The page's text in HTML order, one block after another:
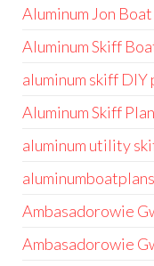
Aluminum Jon
Aluminum Skiff
aluminum skiff DIY
Aluminum Skiff
aluminum utility
Ambasadorowie
Ambasadorowie